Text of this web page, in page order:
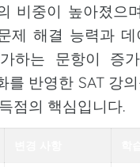
비중이 높아졌으
제 해결 능력과 데
하는 문항이 증가
를 반영한 SAT 강
점의 핵심입니다.